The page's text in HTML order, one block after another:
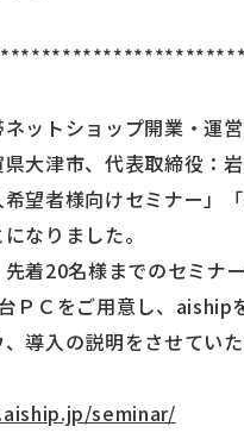
ネットショップ開業・運
県大津市、代表取締役：
望者様向けセミナー」
なりました。
着20名様までのセミナー
ＰＣをご用意し、aiship
導入の説明をさせていた
seminar/